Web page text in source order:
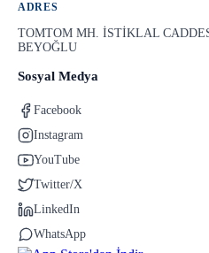
ADRES
TOMTOM MH. İSTİKLAL
BEYOĞLU
Sosyal Medya
Facebook
Instagram
YouTube
Twitter/X
LinkedIn
WhatsApp